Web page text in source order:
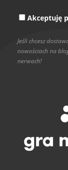
Akceptuję
Jeśli chcesz
nowościach na
nerwach!